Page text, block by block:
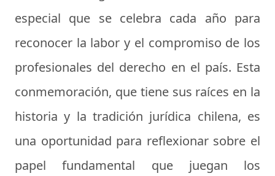
especial que se celebra cada año para
reconocer la labor y el compromiso de los
profesionales del derecho en el país. Esta
conmemoración, que tiene sus raíces en la
historia y la tradición jurídica chilena, es
una oportunidad para reflexionar sobre el
papel fundamental que juegan los